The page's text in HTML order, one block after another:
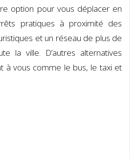
option pour vous déplacer en
pratiques à proximité des
et un réseau de plus de
la ville. D’autres alternatives
à vous comme le bus, le taxi et